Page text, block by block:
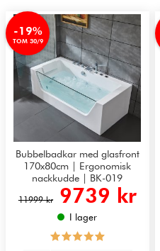
-19%
TOM 30/9
Bubbelbadkar med glasfront
170x80cm | Ergonomisk
nackkudde | BK-019
11999 kr 9739 kr
I lager